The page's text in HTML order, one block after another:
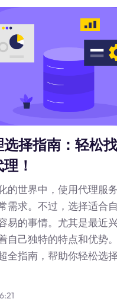
择指南：轻松
！
的世界中，使用代理服
需求。不过，选择适合
易的事情。尤其是最近
自己独特的特点和优势
全指南，帮助你轻松选